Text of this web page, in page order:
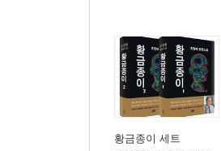
황금종이 세트